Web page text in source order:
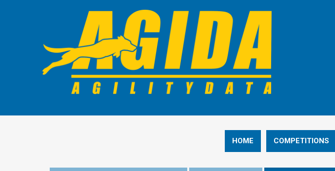
HOME COMPETITIONS